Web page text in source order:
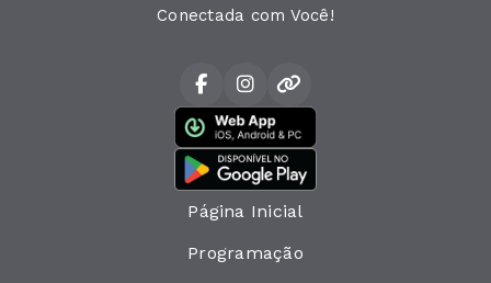
Conectada com Você!
Página Inicial
Programação